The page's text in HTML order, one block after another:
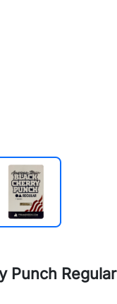
Punch Regular